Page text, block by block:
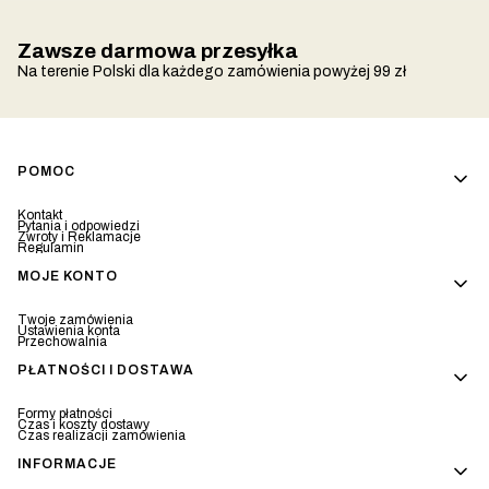
Zawsze darmowa przesyłka
Na terenie Polski dla każdego zamówienia powyżej 99 zł
Linki w stopce
POMOC
Kontakt
Pytania i odpowiedzi
Zwroty i Reklamacje
Regulamin
MOJE KONTO
Twoje zamówienia
Ustawienia konta
Przechowalnia
PŁATNOŚCI I DOSTAWA
Formy płatności
Czas i koszty dostawy
Czas realizacji zamówienia
INFORMACJE